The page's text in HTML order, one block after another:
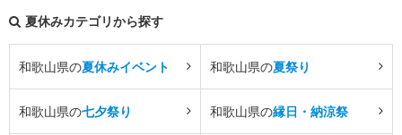
夏休みカテゴリから探す
和歌山県の夏休みイベント 和歌山県の夏祭り
和歌山県の七夕祭り 和歌山県の縁日・納涼祭